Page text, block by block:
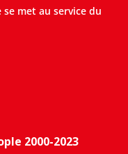
met au service du
2000-2023